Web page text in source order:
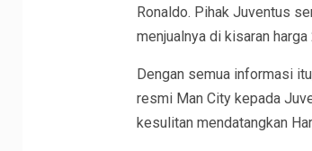
Ronaldo. Pihak Juventus
menjualnya di kisaran
Dengan semua informasi
resmi Man City kepada
kesulitan mendatangkan